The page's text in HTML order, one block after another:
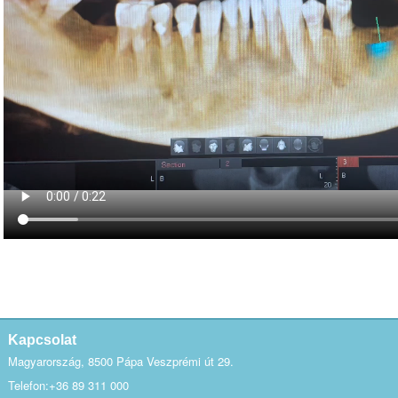
Kapcsolat
Magyarország, 8500 Pápa Veszprémi út 29.
Telefon:+36 89 311 000